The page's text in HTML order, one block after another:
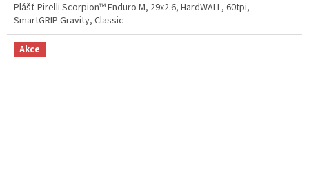
Plášť Pirelli Scorpion™ Enduro M, 29x2.6, HardWALL, 60tpi,
SmartGRIP Gravity, Classic
Akce